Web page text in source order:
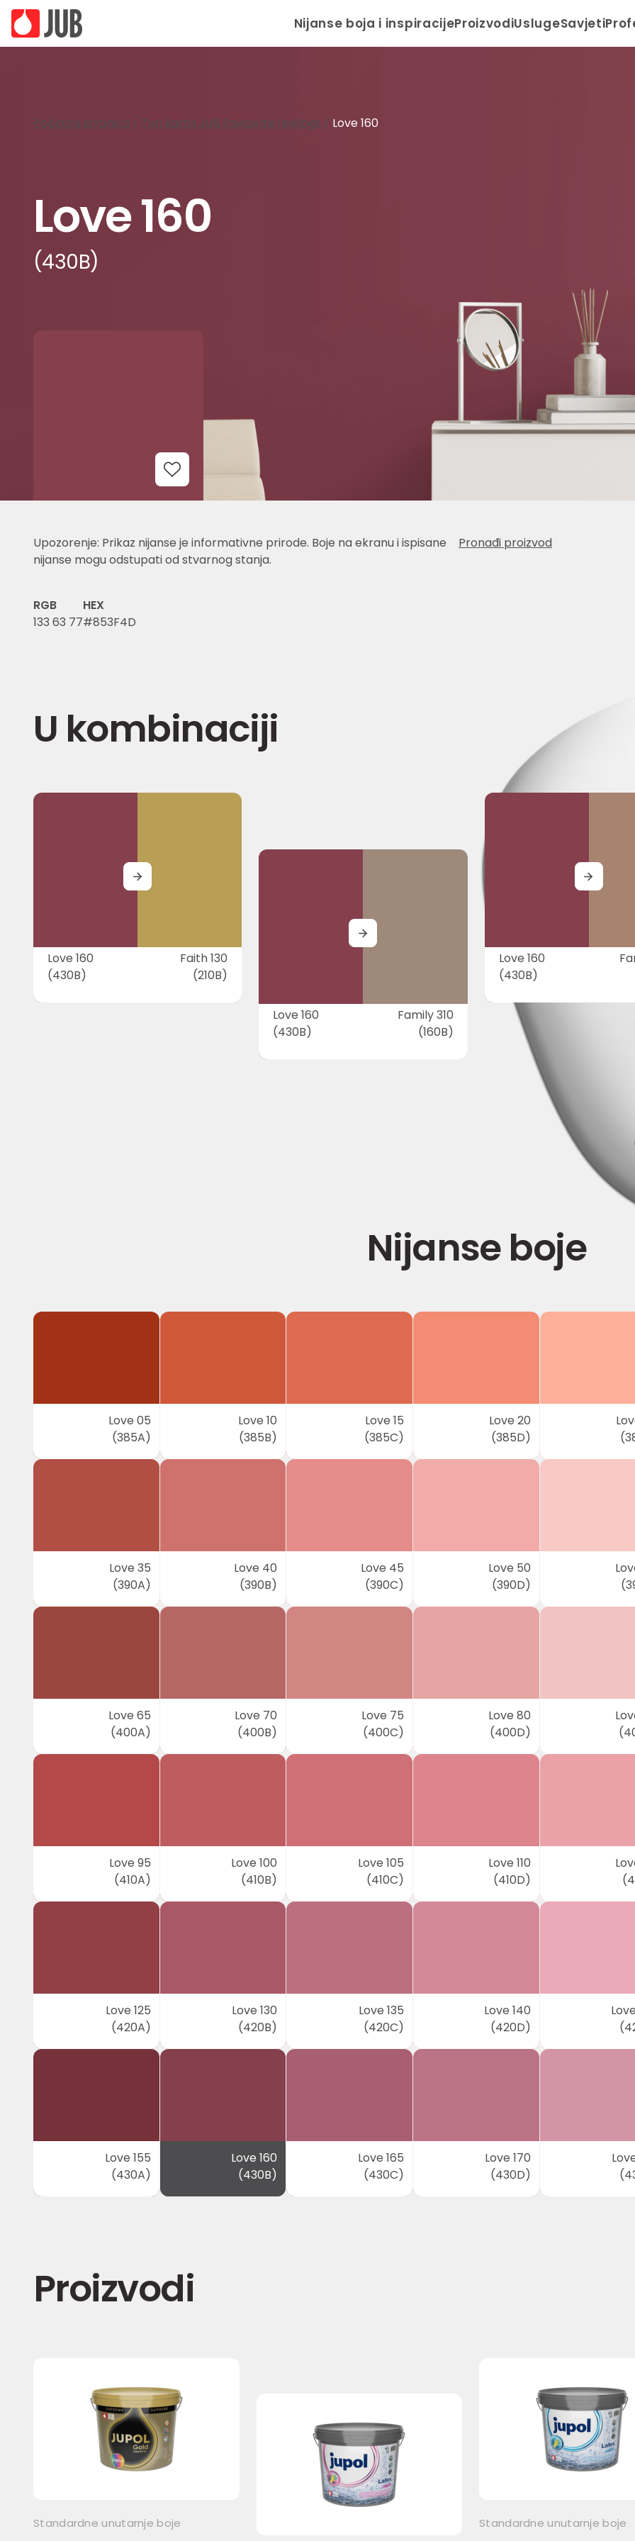
Nijanse boja i inspiracijeProizvodiUslugeSavjeti
Početna stranica / Ton karta JUB Favourite feelings / Love 160
Love 160
(430B)
Add to Wishlist
Upozorenje: Prikaz nijanse je informativne prirode. Boje na ekranu i ispisane
nijanse mogu odstupati od stvarnog stanja.
Pronađi proizvod
RGB
133 63 77
HEX
#853F4D
U kombinaciji
Love 160
(430B)
Faith 130
(210B)
MORE
Love 160
(430B)
Family 310
(160B)
MORE
Love 160
(430B)
MORE
Nijanse boje
Love 05
(385A)
Love 10
(385B)
Love 15
(385C)
Love 20
(385D)
Love 35
(390A)
Love 40
(390B)
Love 45
(390C)
Love 50
(390D)
Love 65
(400A)
Love 70
(400B)
Love 75
(400C)
Love 80
(400D)
Love 95
(410A)
Love 100
(410B)
Love 105
(410C)
Love 110
(410D)
Love 125
(420A)
Love 130
(420B)
Love 135
(420C)
Love 140
(420D)
Love 155
(430A)
Love 160
(430B)
Love 165
(430C)
Love 170
(430D)
Proizvodi
Standardne unutarnje boje Standardne unutarnje boje